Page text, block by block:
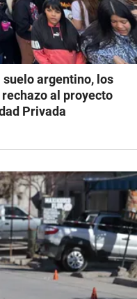
argentino, los
al proyecto
Privada